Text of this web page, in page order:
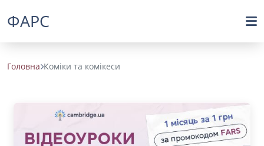
ФАРС
Головна Коміки та комікеси